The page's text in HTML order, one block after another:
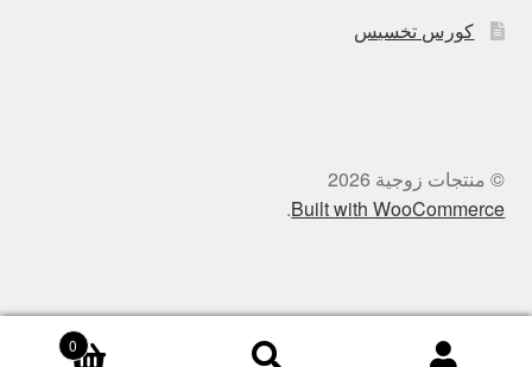
كورس تخسيس
© منتجات زوجية 2026
Built with WooCommerce
.
0